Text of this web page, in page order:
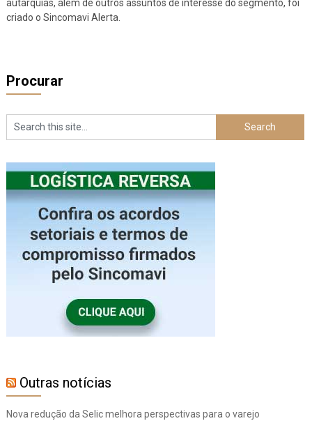
autarquias, além de outros assuntos de interesse do segmento, foi
criado o Sincomavi Alerta.
Procurar
Outras notícias
Nova redução da Selic melhora perspectivas para o varejo